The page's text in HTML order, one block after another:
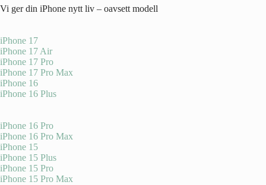
Vi ger din iPhone nytt liv – oavsett modell
iPhone 17
iPhone 17 Air
iPhone 17 Pro
iPhone 17 Pro Max
iPhone 16
iPhone 16 Plus
iPhone 16 Pro
iPhone 16 Pro Max
iPhone 15
iPhone 15 Plus
iPhone 15 Pro
iPhone 15 Pro Max